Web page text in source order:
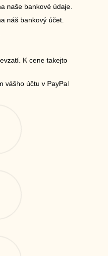
naše bankové údaje.
náš bankový účet.
K cene takejto
vášho účtu v PayPal